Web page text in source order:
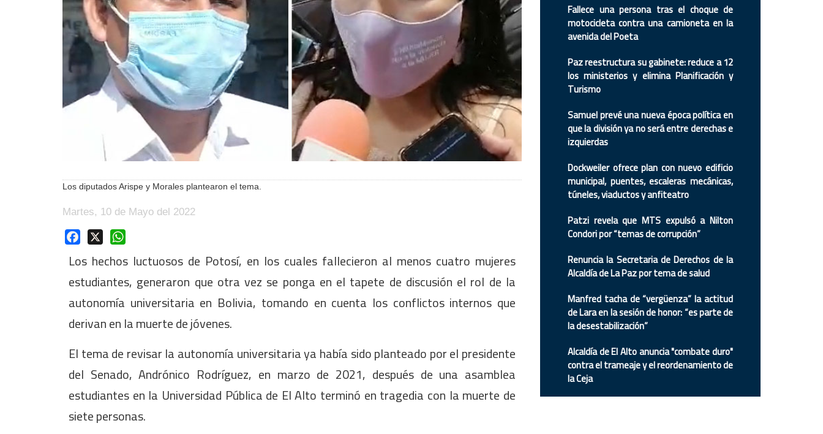
Los diputados Arispe y Morales plantearon el tema.
Martes, 10 de Mayo del 2022
Facebook
Los hechos luctuosos de Potosí, en los cuales fallecieron al menos cuatro mujeres
estudiantes, generaron que otra vez se ponga en el tapete de discusión el rol de la
autonomía universitaria en Bolivia, tomando en cuenta los conflictos internos que
derivan en la muerte de jóvenes.
El tema de revisar la autonomía universitaria ya había sido planteado por el presidente
del Senado, Andrónico Rodríguez, en marzo de 2021, después de una asamblea
estudiantes en la Universidad Pública de El Alto terminó en tragedia con la muerte de
siete personas.
Fallece una persona tras el choque de
motocicleta contra una camioneta en la
avenida del Poeta
Paz reestructura su gabinete: reduce a 12
los ministerios y elimina Planificación y
Turismo
Samuel prevé una nueva época política en
que la división ya no será entre derechas e
izquierdas
Dockweiler ofrece plan con nuevo edificio
municipal, puentes, escaleras mecánicas,
túneles, viaductos y anfiteatro
Patzi revela que MTS expulsó a Nilton
Condori por “temas de corrupción”
Renuncia la Secretaria de Derechos de la
Alcaldía de La Paz por tema de salud
Manfred tacha de “vergüenza” la actitud
de Lara en la sesión de honor: “es parte de
la desestabilización”
Alcaldía de El Alto anuncia "combate duro"
contra el trameaje y el reordenamiento de
la Ceja